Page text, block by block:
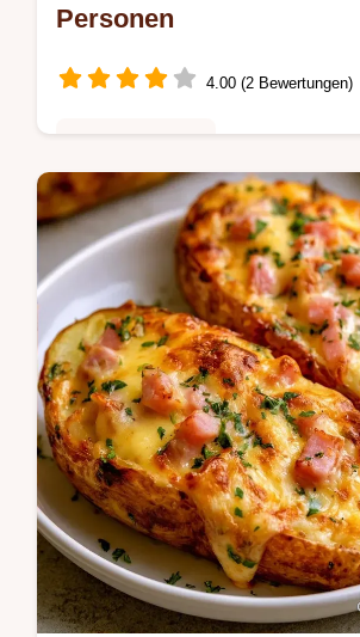
Personen
4.00 (2 Bewertungen)
Joghurt, Senf und Olivenöl
Kartoffelsalat mit Kräutern
fertig, inklusive einer Tabelle
Wirkung jeder Zutat.